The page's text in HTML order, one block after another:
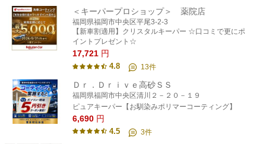
＜キーパープロショップ＞ 薬院店
福岡県福岡市中央区平尾3-2-3
【新車割適用】クリスタルキーパー ☆️口コミで更にポ
イントプレゼント☆
17,721 円
4.8 13件
Ｄｒ．Ｄｒｉｖｅ高砂ＳＳ
福岡県福岡市中央区清川２－２０－１９
ピュアキーパー【お馴染みポリマーコーティング】
6,690 円
4.5 3件